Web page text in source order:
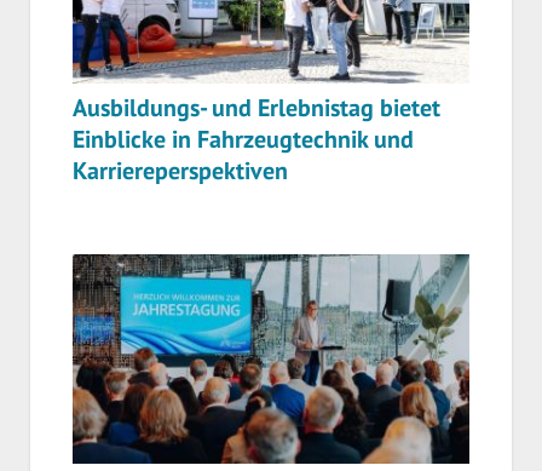
Ausbildungs- und Erlebnistag bietet
Einblicke in Fahrzeugtechnik und
Karriereperspektiven